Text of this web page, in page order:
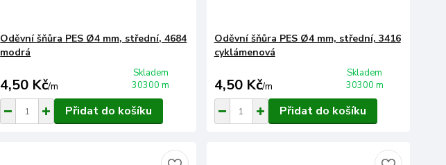
Oděvní šňůra PES Ø4 mm, střední, 4684
modrá
4,50 Kč/m
Skladem
30300 m
Přidat do košíku
Oděvní šňůra PES Ø4 mm, střední, 3416
cyklámenová
4,50 Kč/m
Skladem
30300 m
Přidat do košíku